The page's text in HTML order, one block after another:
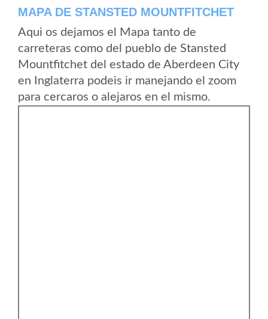
MAPA DE STANSTED MOUNTFITCHET
Aqui os dejamos el Mapa tanto de
carreteras como del pueblo de Stansted
Mountfitchet del estado de Aberdeen City
en Inglaterra podeis ir manejando el zoom
para cercaros o alejaros en el mismo.